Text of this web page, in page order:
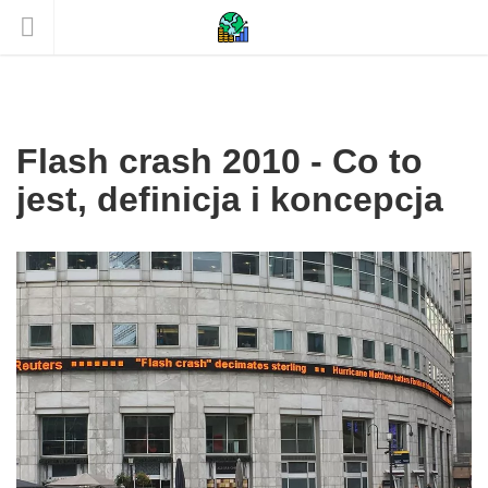
Flash crash 2010 - Co to
jest, definicja i koncepcja